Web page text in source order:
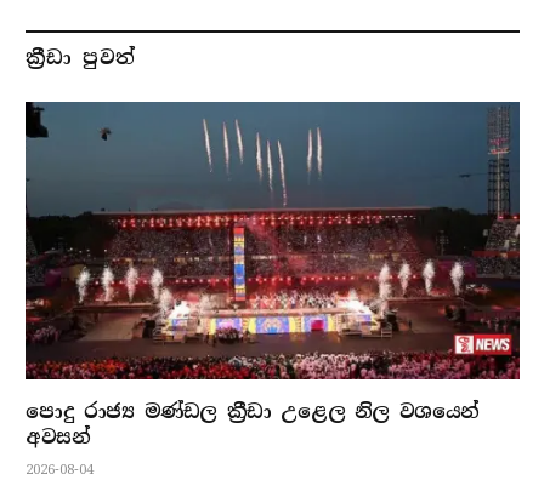
ක්‍රීඩා පුවත්
පොදු රාජ්‍ය මණ්ඩල ක්‍රීඩා උළෙල නිල වශයෙන්
අවසන්
2026-08-04